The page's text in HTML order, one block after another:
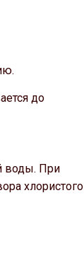
до
воды. При
хлористого